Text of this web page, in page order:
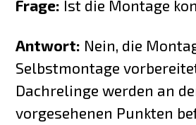
Frage: Ist die Montage
Antwort: Nein, die
Selbstmontage
Dachrelinge werden an
vorgesehenen Punkten